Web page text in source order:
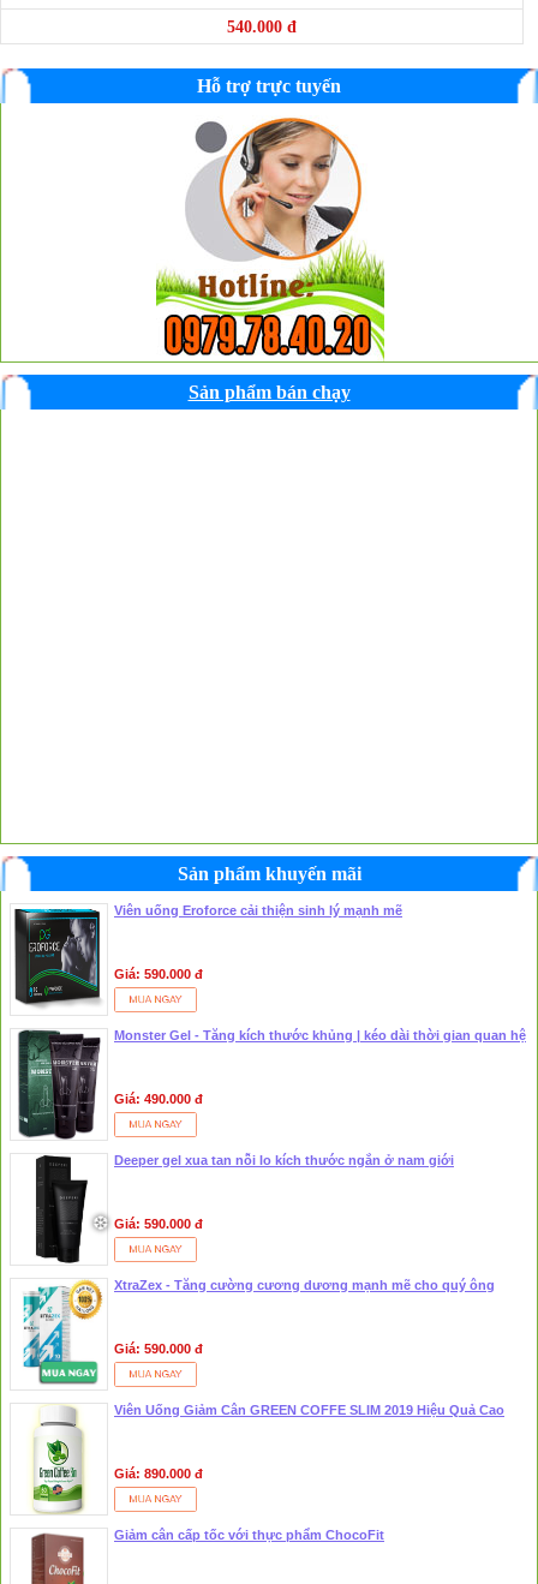
540.000 đ
Hỗ trợ trực tuyến
Sản phẩm bán chạy
Sản phẩm khuyến mãi
Viên uống Eroforce cải thiện sinh lý mạnh mẽ
Giá: 590.000 đ
Monster Gel - Tăng kích thước khủng | kéo dài thời gian quan hệ
Giá: 490.000 đ
Deeper gel xua tan nỗi lo kích thước ngắn ở nam giới
Giá: 590.000 đ
XtraZex - Tăng cường cương dương mạnh mẽ cho quý ông
Giá: 590.000 đ
Viên Uống Giảm Cân GREEN COFFE SLIM 2019 Hiệu Quả Cao
Giá: 890.000 đ
Giảm cân cấp tốc với thực phẩm ChocoFit
❆